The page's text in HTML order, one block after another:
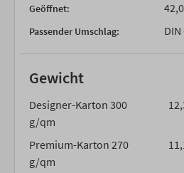
Geöffnet:
Passender Umschlag: DIN
Gewicht
Designer-Karton 300
g/qm
Premium-Karton 270
g/qm